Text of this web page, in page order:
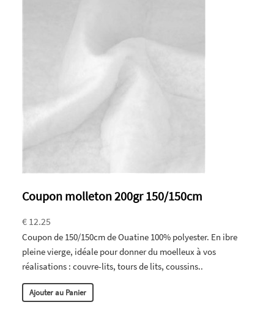
Coupon molleton 200gr 150/150cm
€ 12.25
Coupon de 150/150cm de Ouatine 100% polyester. En ibre
pleine vierge, idéale pour donner du moelleux à vos
réalisations : couvre-lits, tours de lits, coussins..
Ajouter au Panier